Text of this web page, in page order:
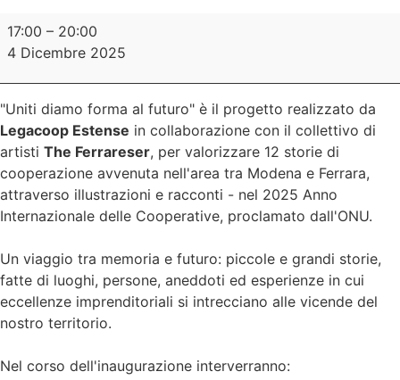
17:00 – 20:00
4 Dicembre 2025
"Uniti diamo forma al futuro" è il progetto realizzato da
Legacoop Estense in collaborazione con il collettivo di
artisti The Ferrareser, per valorizzare 12 storie di
cooperazione avvenuta nell'area tra Modena e Ferrara,
attraverso illustrazioni e racconti - nel 2025 Anno
Internazionale delle Cooperative, proclamato dall'ONU.
Un viaggio tra memoria e futuro: piccole e grandi storie,
fatte di luoghi, persone, aneddoti ed esperienze in cui
eccellenze imprenditoriali si intrecciano alle vicende del
nostro territorio.
Nel corso dell'inaugurazione interverranno: